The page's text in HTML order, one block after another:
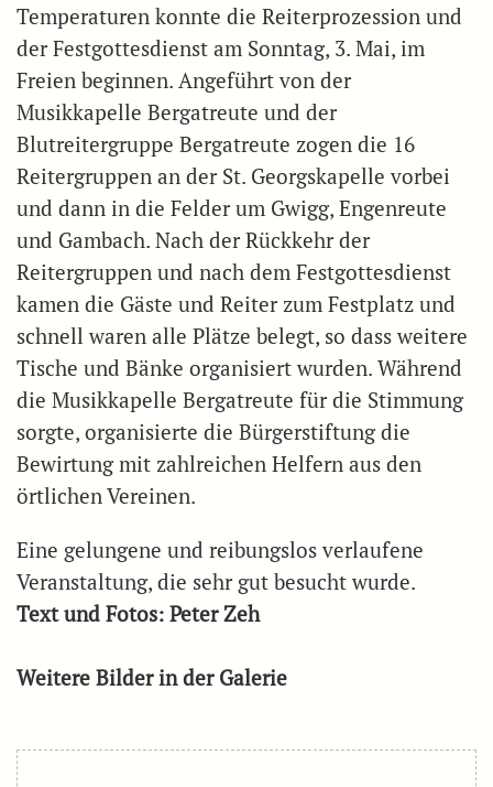
Temperaturen konnte die Reiterprozession und
der Festgottesdienst am Sonntag, 3. Mai, im
Freien beginnen. Angeführt von der
Musikkapelle Bergatreute und der
Blutreitergruppe Bergatreute zogen die 16
Reitergruppen an der St. Georgskapelle vorbei
und dann in die Felder um Gwigg, Engenreute
und Gambach. Nach der Rückkehr der
Reitergruppen und nach dem Festgottesdienst
kamen die Gäste und Reiter zum Festplatz und
schnell waren alle Plätze belegt, so dass weitere
Tische und Bänke organisiert wurden. Während
die Musikkapelle Bergatreute für die Stimmung
sorgte, organisierte die Bürgerstiftung die
Bewirtung mit zahlreichen Helfern aus den
örtlichen Vereinen.
Eine gelungene und reibungslos verlaufene
Veranstaltung, die sehr gut besucht wurde.
Text und Fotos: Peter Zeh
Weitere Bilder in der Galerie